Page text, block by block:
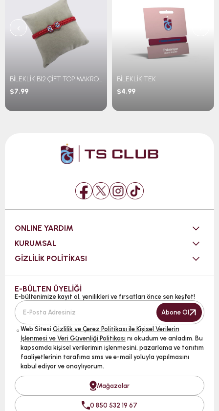
BİLEKLİK B12 ÇİFT TOP MAKROME
$7.99
BİLEKLİK TEK
$4.99
‹
ONLINE YARDIM
KURUMSAL
GİZLİLİK POLİTİKASI
E-BÜLTEN ÜYELİĞİ
E-bültenimize kayıt ol, yenilikleri ve fırsatları önce sen keşfet!
Abone Ol
Web Sitesi Gizlilik ve Çerez Politikası ile Kişisel Verilerin
İşlenmesi ve Veri Güvenliği Politikası nı okudum ve anladım. Bu
kapsamda kişisel verilerimin işlenmesini, pazarlama ve tanıtım
faaliyetlerinin tarafıma sms ve e-mail yoluyla yapılmasını
kabul ediyor ve onaylıyorum.
Mağazalar
0 850 532 19 67